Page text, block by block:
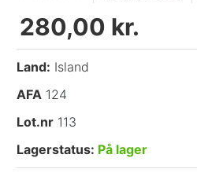
280,00 kr.
Land: Island
AFA 124
Lot.nr 113
Lagerstatus: På lager